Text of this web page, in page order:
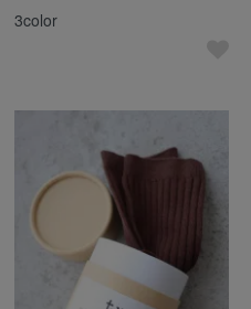
3color